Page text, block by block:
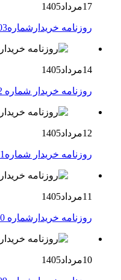
17مرداد1405
روزنامه خریدارشماره2203
14مرداد1405
روزنامه خریدار شماره 2202
12مرداد1405
روزنامه خریدار شماره2201
11مرداد1405
روزنامه خریدارشماره 2200
10مرداد1405